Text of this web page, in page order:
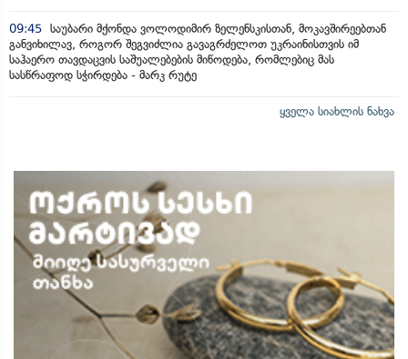
09:45 საუბარი მქონდა ვოლოდიმირ ზელენსკისთან, მოკავშირეებთან
განვიხილავ, როგორ შეგვიძლია გავაგრძელოთ უკრაინისთვის იმ
საჰაერო თავდაცვის საშუალებების მიწოდება, რომლებიც მას
სასწრაფოდ სჭირდება - მარკ რუტე
ყველა სიახლის ნახვა